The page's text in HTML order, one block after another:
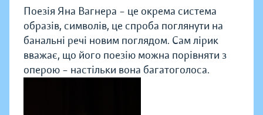
Поезія Яна Вагнера – це окрема система
образів, символів, це спроба поглянути на
банальні речі новим поглядом. Сам лірик
вважає, що його поезію можна порівняти з
оперою – настільки вона багатоголоса.